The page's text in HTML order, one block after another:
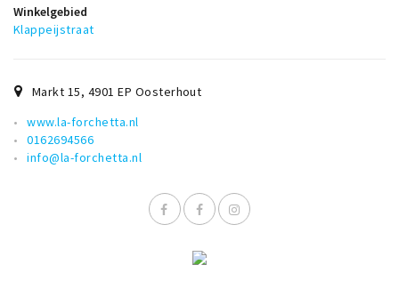
Winkelgebied
Klappeijstraat
Markt 15, 4901 EP Oosterhout
www.la-forchetta.nl
0162694566
info@la-forchetta.nl